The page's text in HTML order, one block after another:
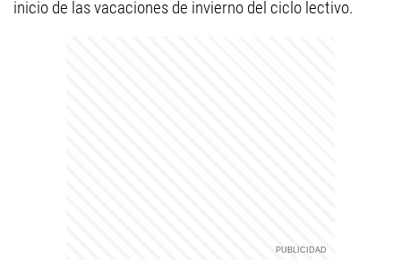
inicio de las vacaciones de invierno del ciclo lectivo.